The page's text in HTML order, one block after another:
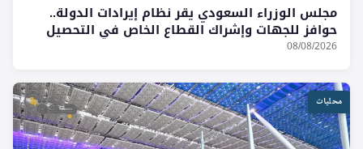
مجلس الوزراء السعودي يقر نظام إيرادات الدولة..
حوافز للجهات وإشراك القطاع الخاص في التحصيل
08/08/2026
محليات